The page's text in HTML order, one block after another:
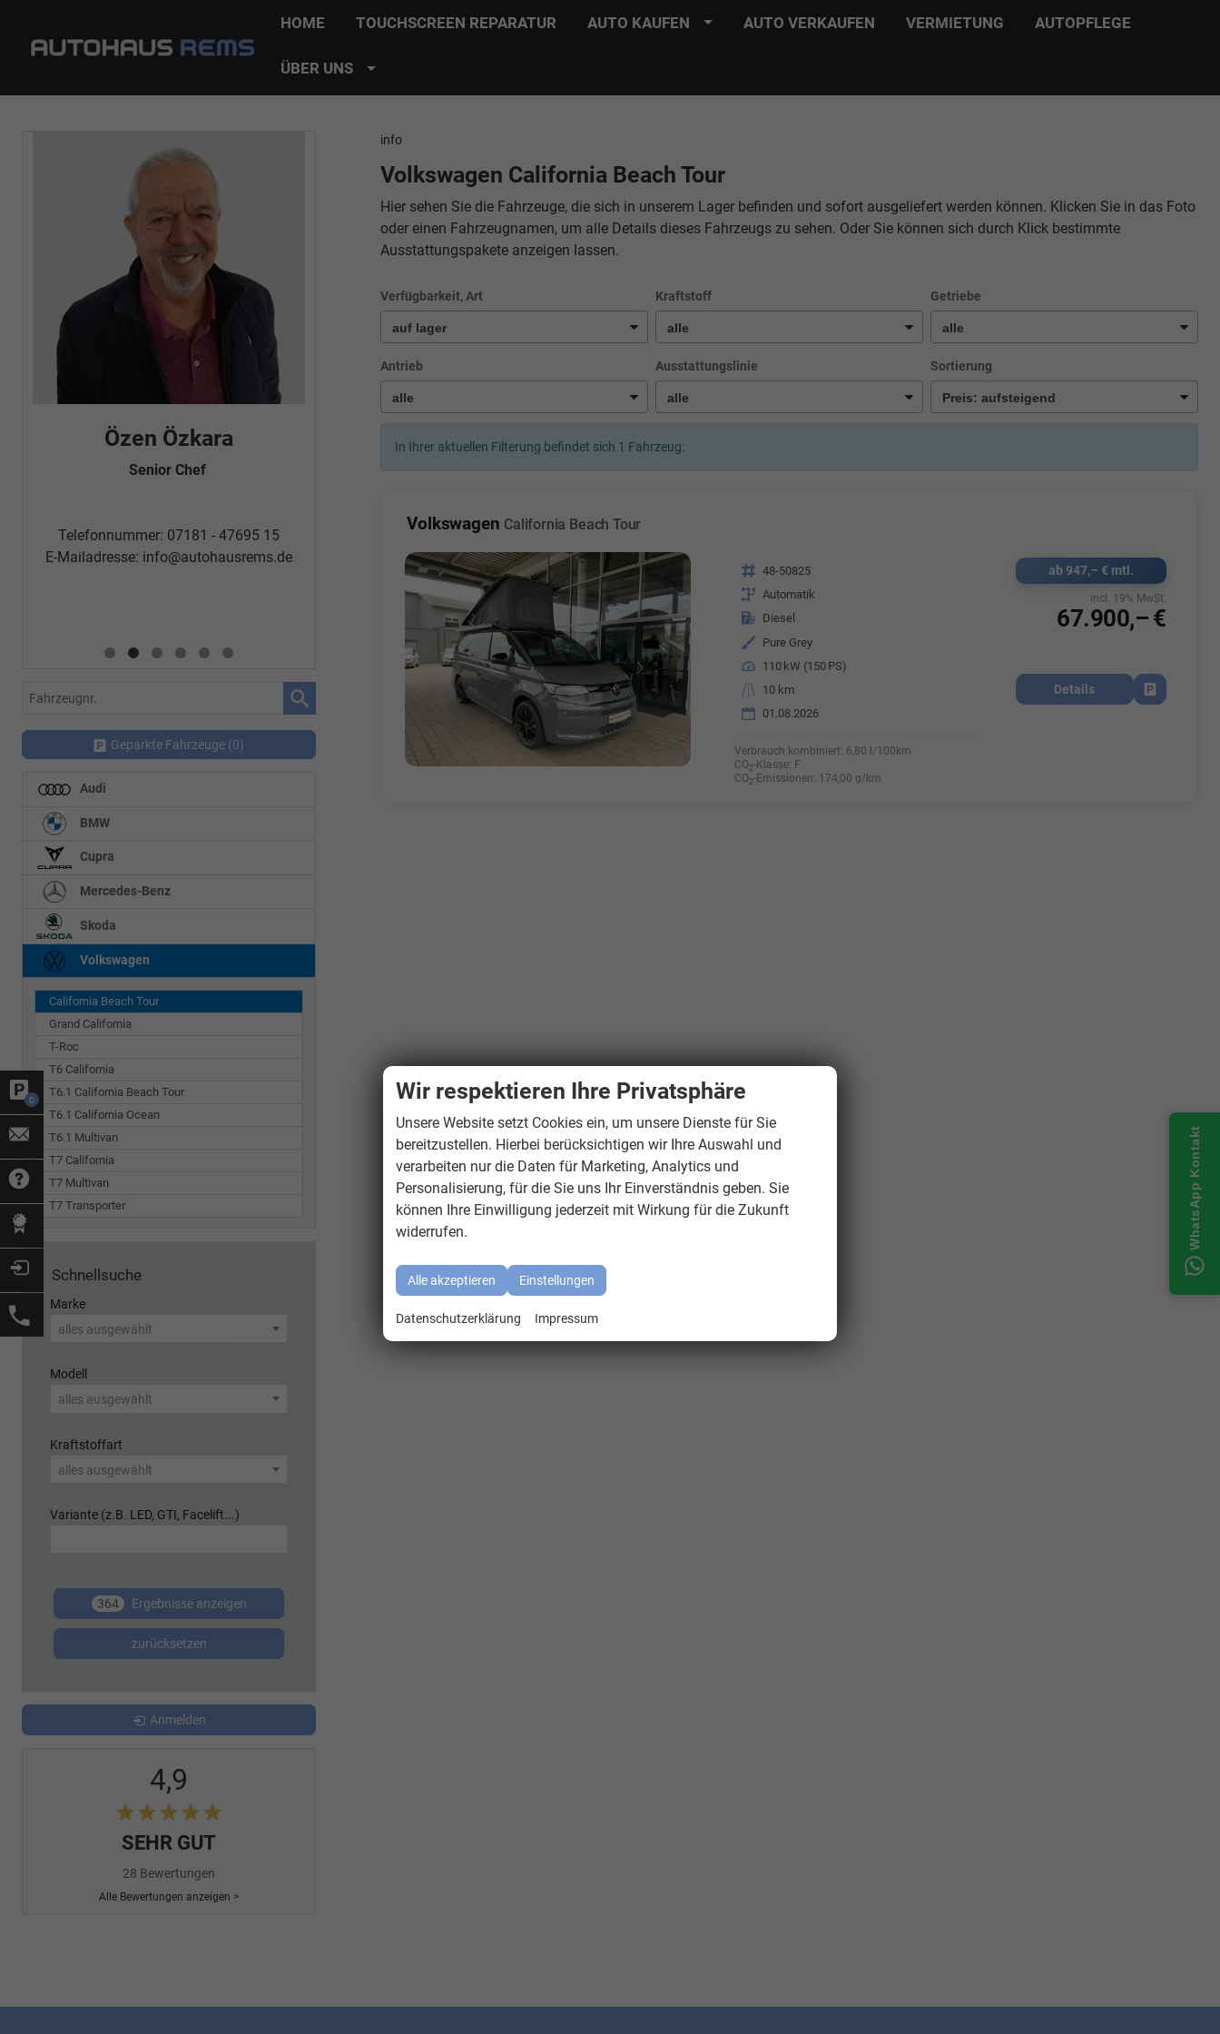
0
HOME TOUCHSCREEN REPARATUR AUTO KAUFEN AUTO VERKAUFEN VERMIETUNG AUTOPFLEGE
ÜBER UNS
info
Volkswagen California Beach Tour
Hier sehen Sie die Fahrzeuge, die sich in unserem Lager befinden und sofort ausgeliefert werden können. Klicken Sie in das Foto
oder einen Fahrzeugnamen, um alle Details dieses Fahrzeugs zu sehen. Oder Sie können sich durch Klick bestimmte
Ausstattungspakete anzeigen lassen.
Verfügbarkeit, Art Kraftstoff Getriebe
Antrieb Ausstattungslinie Sortierung
In Ihrer aktuellen Filterung befindet sich 1 Fahrzeug:
Volkswagen California Beach Tour
Fahrzeugnr. 48-50825
Getriebe Automatik
Kraftstoff Diesel
Außenfarbe Pure Grey
Leistung 110 kW (150 PS)
Kilometerstand
10 km
01.08.2026
Verbrauch kombiniert: 6,80 l/100km
CO2-Klasse: F
CO2-Emissionen: 174,00 g/km
ab 947,– € mtl.
67.900,– €
incl. 19% MwSt.
Details
Fahrzeug
Özen Özkara
Senior Chef
Telefonnummer: 07181 - 47695 15
E-Mailadresse: info@autohausrems.de
Fatma Özyürek Oguz
Automobilkaufrau -Verkauf/Einkauf
Telefonnummer: 07181 - 47695 15
E-Mailadresse:info@autohausrems.de
Özden Özkara-Budak
E-Mailadresse:
E-Mailadresse:info@autohausrems.de
Fahrzeugnr.
Geparkte Fahrzeuge (0)
Audi
BMW
Cupra
Mercedes-Benz
Skoda
Volkswagen
California Beach Tour
Grand California
T-Roc
T6 California
T6.1 California Beach Tour
T6.1 California Ocean
T6.1 Multivan
T7 California
T7 Multivan
T7 Transporter
Schnellsuche
Marke
alles ausgewählt
Modell
alles ausgewählt
Kraftstoffart
alles ausgewählt
Variante (z.B. LED, GTI, Facelift...)
364 Ergebnisse anzeigen
zurücksetzen
Anmelden
4,9
SEHR GUT
28 Bewertungen
Alle Bewertungen anzeigen >
WhatsApp Kontakt
Wir respektieren Ihre Privatsphäre
Unsere Website setzt Cookies ein, um unsere Dienste für Sie
bereitzustellen. Hierbei berücksichtigen wir Ihre Auswahl und
verarbeiten nur die Daten für Marketing, Analytics und
Personalisierung, für die Sie uns Ihr Einverständnis geben. Sie
können Ihre Einwilligung jederzeit mit Wirkung für die Zukunft
widerrufen.
Alle akzeptieren Einstellungen
Datenschutzerklärung Impressum